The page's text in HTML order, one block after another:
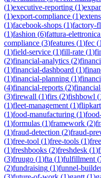
(1)executive-reporting (1)
(1)export-compliance (1)
(1)facebook-shops (1)factory-
(1)fashion (6)fattura-elettronica
compliance (3)features (1)fec (1
(1)field-service (1)fill-rate (1)
(2)financial-analytics (2)
(1)financial-dashboard (1)
(1)financial-planning (1)
(4)financial-reports (2)
(3)firewall (1)firs (2)fishbowl (
(1)fleet-management (1)flipkart
(1)food-manufacturing (1)
(1)formulas (1)framework (2)
(1)fraud-detection (2)fraud-
(1)free-tool (1)free-tools (1)
(1)freshbooks (2)freshdesk (1)
(3)fruugo (1)fta (1)fulfillment (
(2)fundraising (1)funnel-